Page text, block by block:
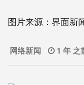
图片来源：界面新
网络新闻 1 年 之